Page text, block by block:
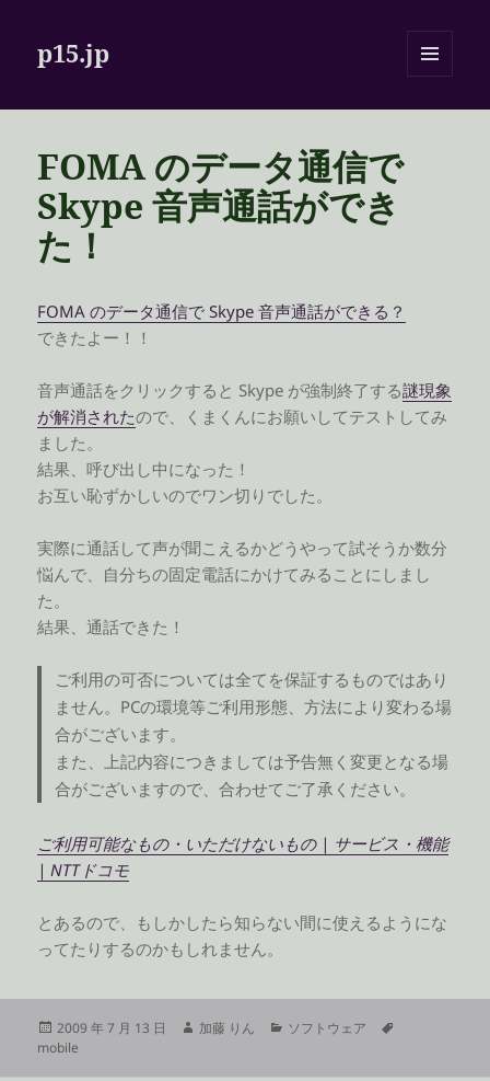
p15.jp
ーとウ
FOMA のデータ通信で
Skype 音声通話ができ
た！
FOMA のデータ通信で Skype 音声通話ができる？
できたよー！！
音声通話をクリックすると Skype が強制終了する謎現象
が解消されたので、くまくんにお願いしてテストしてみ
ました。
結果、呼び出し中になった！
お互い恥ずかしいのでワン切りでした。
実際に通話して声が聞こえるかどうやって試そうか数分
悩んで、自分ちの固定電話にかけてみることにしまし
た。
結果、通話できた！
ご利用の可否については全てを保証するものではあり
ません。PCの環境等ご利用形態、方法により変わる場
合がございます。
また、上記内容につきましては予告無く変更となる場
合がございますので、合わせてご了承ください。
ご利用可能なもの・いただけないもの | サービス・機能
| NTTドコモ
とあるので、もしかしたら知らない間に使えるようにな
ってたりするのかもしれません。
投
稿
2009 年 7 月 13 日
作
加藤 りん
カ
ソフトウェア
mobile